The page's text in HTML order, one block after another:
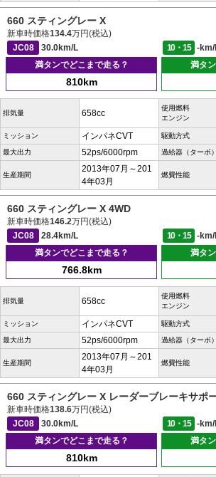
660 スティングレー X
新車時価格134.4万円(税込)
JC08
30.0km/L 10・15
-km/
満タンでどこまで走る？
810km
満タ
排気量 658cc
使用燃料
エンジン
ミッション インパネCVT 駆動方式
最大出力 52ps/6000rpm 過給器（ターボ）
生産期間
2013年07月～201
4年03月
燃費性能
660 スティングレー X 4WD
新車時価格146.2万円(税込)
JC08
28.4km/L 10・15
-km/
満タンでどこまで走る？
766.8km
満タ
排気量 658cc
使用燃料
エンジン
ミッション インパネCVT 駆動方式
最大出力 52ps/6000rpm 過給器（ターボ）
生産期間
2013年07月～201
4年03月
燃費性能
660 スティングレー X レーダーブレーキサポ
新車時価格138.6万円(税込)
JC08
30.0km/L 10・15
-km/
満タンでどこまで走る？
810km
満タ